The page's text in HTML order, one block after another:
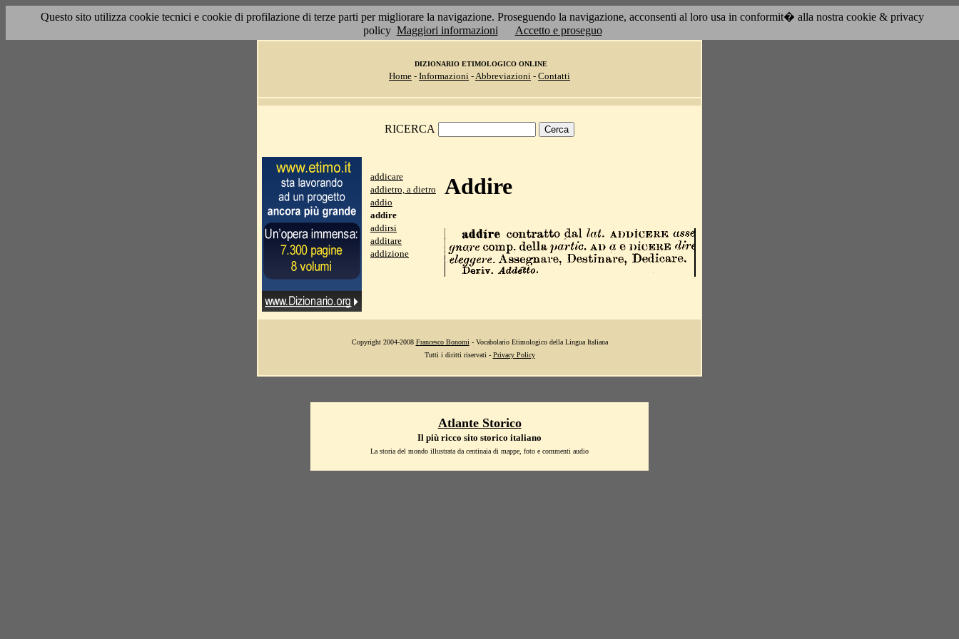
Questo sito utilizza cookie tecnici e cookie di profilazione di terze parti per migliorare la navigazione. Proseguendo la navigazione, acconsenti al loro usa in conformit� alla nostra cookie & privacy
policy Maggiori informazioni Accetto e proseguo
DIZIONARIO ETIMOLOGICO ONLINE
Home - Informazioni -Abbreviazioni - Contatti
RICERCA
addicare
addietro, a dietro
addio
addire
addirsi
additare
addizione
Addire
Copyright 2004-2008 Francesco Bonomi - Vocabolario Etimologico della Lingua Italiana
Tutti i diritti riservati - Privacy Policy
Atlante Storico
Il più ricco sito storico italiano
La storia del mondo illustrata da centinaia di mappe, foto e commenti audio